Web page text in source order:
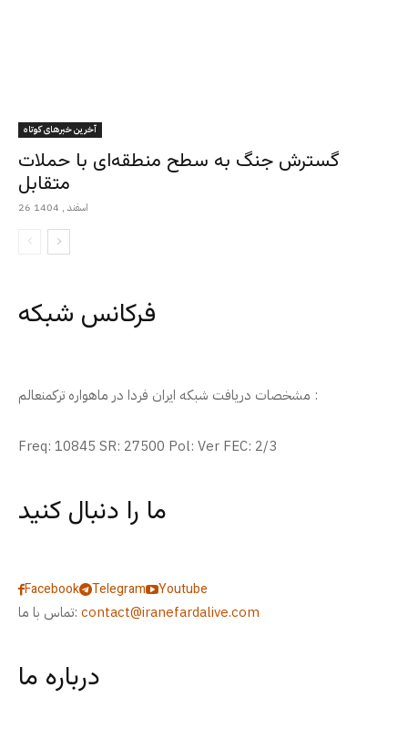
آخرین خبرهای کوتاه
گسترش جنگ به سطح منطقه‌ای با حملات
متقابل
26 اسفند , 1404
فرکانس شبکه
مشخصات دریافت شبکه ایران فردا در ماهواره ترکمنعالم :
Freq: 10845 SR: 27500 Pol: Ver FEC: 2/3
ما را دنبال کنید
Facebook Telegram
Youtube
تماس با ما: contact@iranefardalive.com
درباره ما